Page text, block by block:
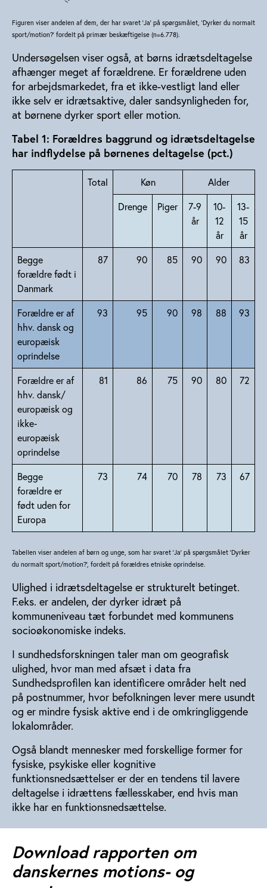
Figuren viser andelen af dem, der har svaret 'Ja' på spørgsmålet, ’Dyrker du normalt
sport/motion?’ fordelt på primær beskæftigelse (n=6.778).
Undersøgelsen viser også, at børns idrætsdeltagelse
afhænger meget af forældrene. Er forældrene uden
for arbejdsmarkedet, fra et ikke-vestligt land eller
ikke selv er idrætsaktive, daler sandsynligheden for,
at børnene dyrker sport eller motion.
Tabel 1: Forældres baggrund og idrætsdeltagelse
har indflydelse på børnenes deltagelse (pct.)
Total Køn
Alder
Drenge
Piger
7-9
år
10-
12
år
13-
15
år
Begge
forældre født i
Danmark
87 90 85 90 90 83
Forældre er af
hhv. dansk og
europæisk
oprindelse
93 95 90 98 88 93
Forældre er af
hhv. dansk/
europæisk og
ikke‐
europæisk
oprindelse
81 86 75 90 80 72
Begge
forældre er
født uden for
Europa
73 74 70 78 73 67
Tabellen viser andelen af børn og unge, som har svaret ’Ja’ på spørgsmålet ’Dyrker
du normalt sport/motion?’, fordelt på forældres etniske oprindelse.
Ulighed i idrætsdeltagelse er strukturelt betinget.
F.eks. er andelen, der dyrker idræt på
kommuneniveau tæt forbundet med kommunens
socioøkonomiske indeks.
I sundhedsforskningen taler man om geografisk
ulighed, hvor man med afsæt i data fra
Sundhedsprofilen kan identificere områder helt ned
på postnummer, hvor befolkningen lever mere usundt
og er mindre fysisk aktive end i de omkringliggende
lokalområder.
Også blandt mennesker med forskellige former for
fysiske, psykiske eller kognitive
funktionsnedsættelser er der en tendens til lavere
deltagelse i idrættens fællesskaber, end hvis man
ikke har en funktionsnedsættelse.
Download rapporten om
danskernes motions- og